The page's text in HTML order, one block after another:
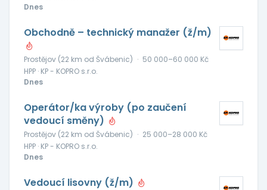
Dnes
Obchodně – technický manažer (ž/m)
Prostějov (22 km od Švábenic) · 50 000–60 000 Kč
HPP · KP - KOPRO s.r.o.
Dnes
Operátor/ka výroby (po zaučení
vedoucí směny)
Prostějov (22 km od Švábenic) · 25 000–28 000 Kč
HPP · KP - KOPRO s.r.o.
Dnes
Vedoucí lisovny (ž/m)